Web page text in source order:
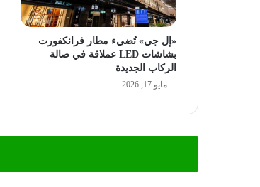
«إل جي» تُضيء مطار فرانكفورت
بشاشات LED عملاقة في صالة
الركاب الجديدة
مايو 17, 2026